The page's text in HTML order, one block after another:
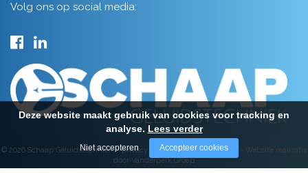
Volg ons op social media:
© 2026 Schaap Geluidstechniek -privacy algemene voorwaarden - Website realisatie
door Vanderperk Groep
Deze website maakt gebruik van cookies voor tracking en
analyse. Lees verder
Niet accepteren Accepteer cookies